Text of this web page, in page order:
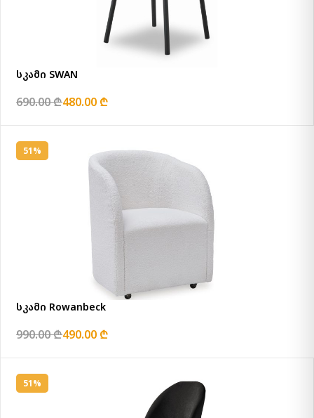
სკამი SWAN
690.00 ₾480.00 ₾
51%
სკამი Rowanbeck
990.00 ₾490.00 ₾
51%